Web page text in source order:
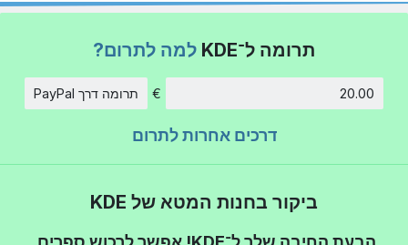
תרומה ל־KDE למה לתרום?
€ תרומה דרך PayPal
דרכים אחרות לתרום
ביקור בחנות המטא של KDE